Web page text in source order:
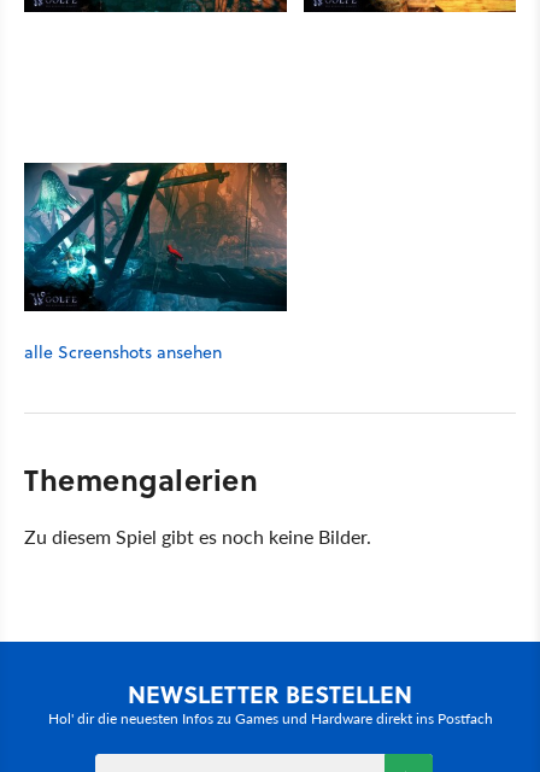
alle Screenshots ansehen
Themengalerien
Zu diesem Spiel gibt es noch keine Bilder.
NEWSLETTER BESTELLEN
Hol' dir die neuesten Infos zu Games und Hardware direkt ins Postfach